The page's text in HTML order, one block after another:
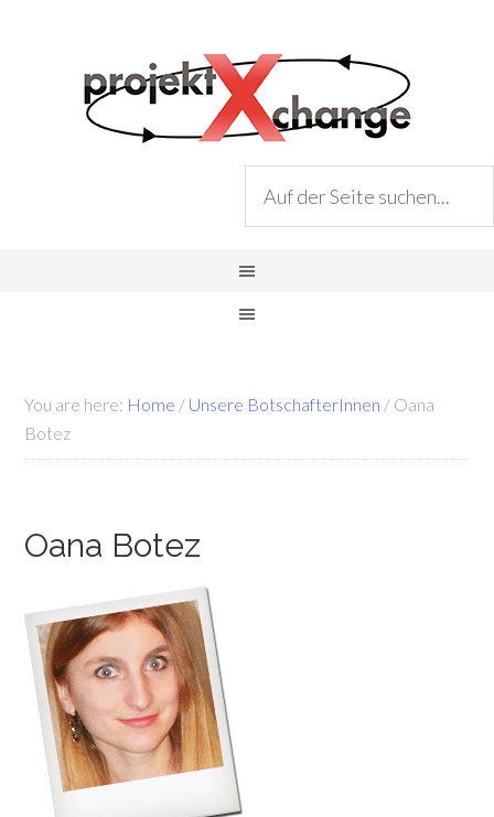
You are here: Home / Unsere BotschafterInnen / Oana
Botez
Oana Botez